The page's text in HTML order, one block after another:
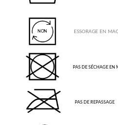
ESSORAGE EN
NON
SÉCHAGE
PAS DE SÉCHAGE EN
REPASSAGE
PAS DE REPASSAGE